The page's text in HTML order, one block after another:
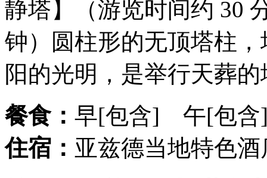
静塔】（游览时间约 30
钟）圆柱形的⽆顶塔柱
阳的光明，是举⾏天葬
餐食： 早[包含] 午[包
住宿： 亚兹德当地特色酒